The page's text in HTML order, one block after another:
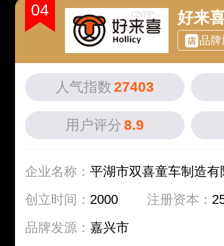
04 好来
品
人气指数 27403
用户评分 8.9
企业名称： 平湖市双喜童车制造有
创立时间： 2000 注册资本：
品牌发源： 嘉兴市